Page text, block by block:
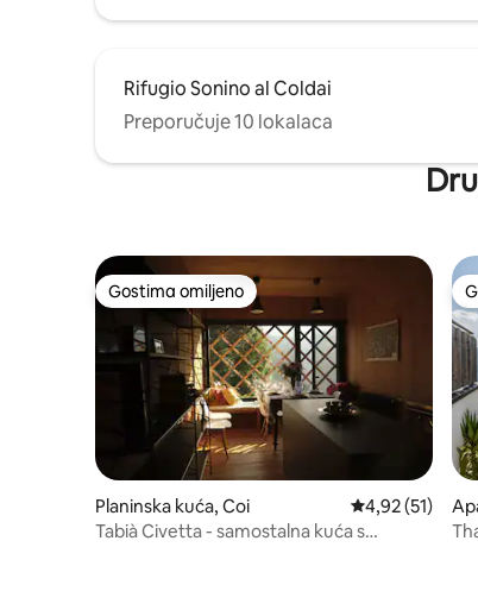
Rifugio Sonino al Coldai
Preporučuje 10 lokalaca
Gostima omiljeno
Gostima omiljeno
Planinska kuća, Coi Prosečna
4,92 (51)
Tabià Civetta - samostalna kuća s